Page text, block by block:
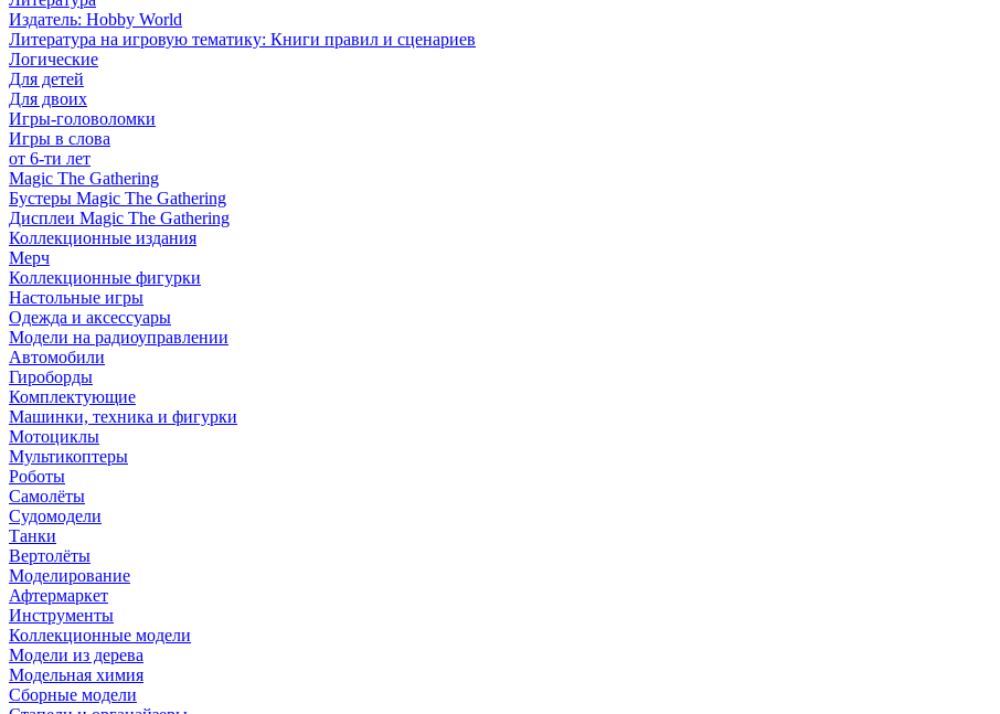
Издатель: Hobby World
Литература на игровую тематику: Книги правил и сценариев
Логические
Для детей
Для двоих
Игры-головоломки
Игры в слова
от 6-ти лет
Magic The Gathering
Бустеры Magic The Gathering
Дисплеи Magic The Gathering
Коллекционные издания
Мерч
Коллекционные фигурки
Настольные игры
Одежда и аксессуары
Модели на радиоуправлении
Автомобили
Гироборды
Комплектующие
Машинки, техника и фигурки
Мотоциклы
Мультикоптеры
Роботы
Самолёты
Судомодели
Танки
Вертолёты
Моделирование
Афтермаркет
Инструменты
Коллекционные модели
Модели из дерева
Модельная химия
Сборные модели